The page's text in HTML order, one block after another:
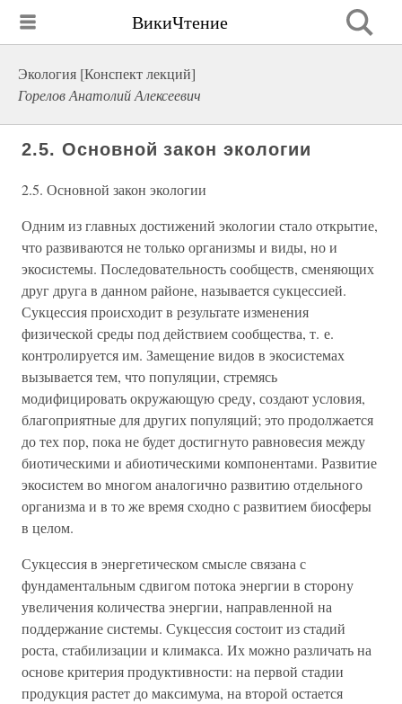
ВикиЧтение
Экология [Конспект лекций]
Горелов Анатолий Алексеевич
2.5. Основной закон экологии
2.5. Основной закон экологии
Одним из главных достижений экологии стало открытие,
что развиваются не только организмы и виды, но и
экосистемы. Последовательность сообществ, сменяющих
друг друга в данном районе, называется сукцессией.
Сукцессия происходит в результате изменения
физической среды под действием сообщества, т. е.
контролируется им. Замещение видов в экосистемах
вызывается тем, что популяции, стремясь
модифицировать окружающую среду, создают условия,
благоприятные для других популяций; это продолжается
до тех пор, пока не будет достигнуто равновесия между
биотическими и абиотическими компонентами. Развитие
экосистем во многом аналогично развитию отдельного
организма и в то же время сходно с развитием биосферы
в целом.
Сукцессия в энергетическом смысле связана с
фундаментальным сдвигом потока энергии в сторону
увеличения количества энергии, направленной на
поддержание системы. Сукцессия состоит из стадий
роста, стабилизации и климакса. Их можно различать на
основе критерия продуктивности: на первой стадии
продукция растет до максимума, на второй остается